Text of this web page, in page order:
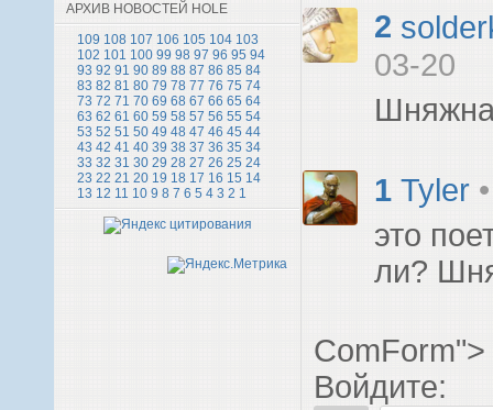
АРХИВ НОВОСТЕЙ HOLE
109 108 107 106 105 104 103
102 101 100 99 98 97 96 95 94
93 92 91 90 89 88 87 86 85 84
83 82 81 80 79 78 77 76 75 74
73 72 71 70 69 68 67 66 65 64
63 62 61 60 59 58 57 56 55 54
53 52 51 50 49 48 47 46 45 44
43 42 41 40 39 38 37 36 35 34
33 32 31 30 29 28 27 26 25 24
23 22 21 20 19 18 17 16 15 14
13 12 11 10 9 8 7 6 5 4 3 2 1
2
03-20
1 Tyler
это
ли?
ComForm">
Войдите: